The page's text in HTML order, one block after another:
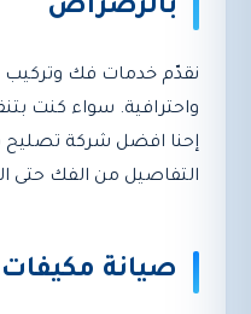
بالرصراص
نقدّم خدمات فك
واحترافية. سواء كنت
إحنا افضل شركة
التفاصيل من الفك حتى
صيانة